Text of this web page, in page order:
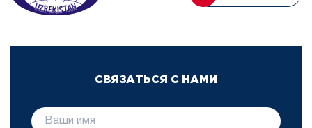
СВЯЗАТЬСЯ С НАМИ